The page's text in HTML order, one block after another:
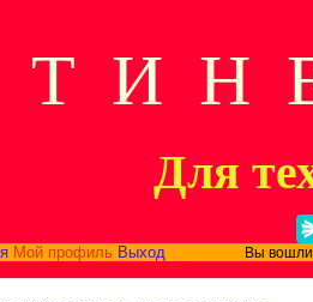
Т И Н
Для
Мой профиль ВыходВы вошли